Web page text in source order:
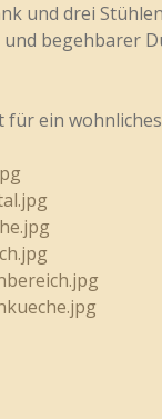
und drei
begehbarer
ein